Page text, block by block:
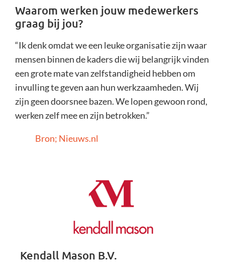
Waarom werken jouw medewerkers
graag bij jou?
“Ik denk omdat we een leuke organisatie zijn waar
mensen binnen de kaders die wij belangrijk vinden
een grote mate van zelfstandigheid hebben om
invulling te geven aan hun werkzaamheden. Wij
zijn geen doorsnee bazen. We lopen gewoon rond,
werken zelf mee en zijn betrokken.”
Bron; Nieuws.nl
Kendall Mason B.V.